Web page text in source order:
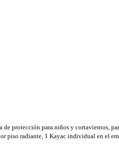
protección para niños y cortavientos,
piso radiante, 1 Kayac individual en el